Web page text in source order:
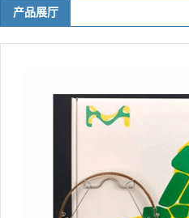
产品展厅